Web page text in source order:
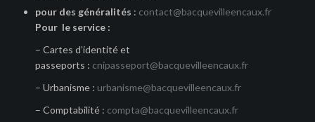
pour des généralités : contact@bacquevilleencaux.fr
Pour le service :
– Cartes d’identité et
passeports : cnipasseport@bacquevilleencaux.fr
– Urbanisme : urbanisme@bacquevilleencaux.fr
– Comptabilité : compta@bacquevilleencaux.fr